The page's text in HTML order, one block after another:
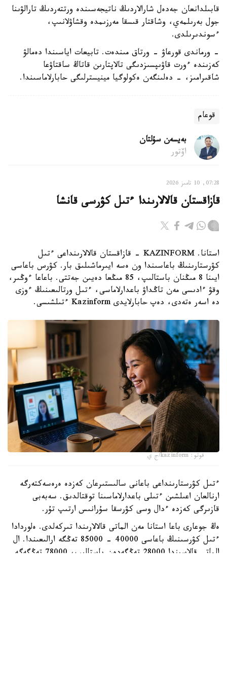
قابىلدانعان جەدەل شارالاردىڭ ناتيجەسىندە ورتتەردىڭ تارالۋىنا
جول بەرىلمەي، وشاقتار قىسقا مەرزىمدە وقشاۋلانىپ،
ءسوندىرىلدى.
- ورماندى قورعاۋ - ورتاق مىندەت. تابيعات اياسىندا دەمالۋ
كەزىندە ءورت قاۋىپسىزدىگى تالاپتارىن قاتاڭ ساقتاۋعا
شاقىرامىز، - دەلىنگەن ەكولوگيا مينيسترلىگى حابارلاماسىندا.
قوعام
بەيسەن سۇلتان
اۆتور
07:28, 10 تامىز 2026
قازاقستان قالالارىندا ءتىل كۋرسى قانشا
استانا. KAZINFORM - قازاقستان قالالارىنداعى ءتىل
كۋرستارىنىڭ باعاسىندا ون ەسە ايىرماشىلىق بار. كۋرس باعاسى
ايىنا 8 مىڭنان باستالىپ، 85 مىڭعا دەيىن جەتتى. باعاعا ءوڭىر،
وقۋ ءادىسى مەن تاڭداۋ باعدارلاماسى، ءتىل ورتالىعىنىڭ ءوزى
دە اسەر ەتەدى، دەپ حابارلايدى Kazinform ءتىلشىسى.
فوتو: kazinform/ج ي
ءتىل كۋرستارىنداعى باعانى سالىستىرعان كەزدە ەرەسەكتەرگە
ارنالعان اعىلشىن ءتىلى باعدارلاماسىنا توقتالدىق. سەبەبى
قازىرگى كەزدە ءدال وسى كۋرسقا سۇرانىس ارتىپ تۇر.
ەڭ جوعارى باعا استانا مەن الماتى قالالارىندا تىركەلدى. ەلوردادا
ءتىل كۋرسىنىڭ باعاسى 40000 - 85000 تەڭگە ارالىعىندا. ال
الماتى قالاسىندا 28000 تەڭگەدەن باستالىپ، 78000 تەڭگەگە